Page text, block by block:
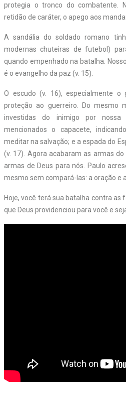
protegia o tronco do combatente.
retidão de caráter, o apego aos
A sandália do soldado romano
modernas chuteiras de futebol)
quando empenhado na batalha.
é o evangelho da paz (v. 15).
O escudo (v. 16), especialmente o
proteção ao guerreiro. Do mesmo
investidas do inimigo por
mencionados o capacete,
meditar na salvação; e a espada do
(v. 17). Agora acabaram as armas
armas de Deus para nós. Paulo
mesmo sem compará-las: a oração e
Hoje, você terá sua batalha contra as
que Deus providenciou para você e